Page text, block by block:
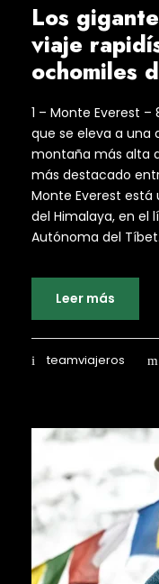
Los
viaje
ochomiles
1 – Monte Everest
que se eleva a una
montaña más alta
más destacado
Monte Everest está
del Himalaya, en el
Autónoma del
Leer más
teamviajeros